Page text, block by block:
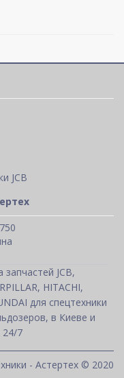
JCB
JCB,
HITACHI,
для спецтехники
в Киеве и
7
- Астертех © 2020